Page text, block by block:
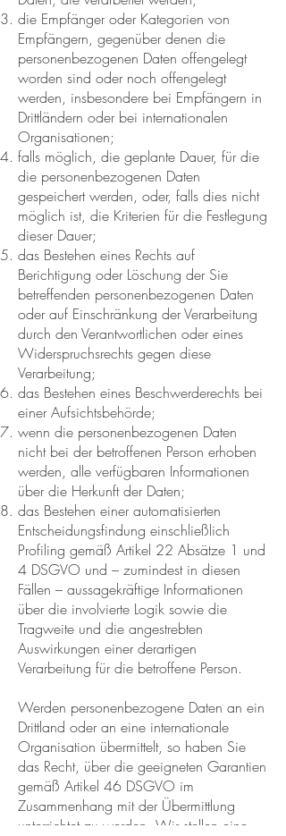
die Empfänger oder Kategorien von
Empfängern, gegenüber denen die
personenbezogenen Daten offengelegt
worden sind oder noch offengelegt
werden, insbesondere bei Empfängern in
Drittländern oder bei internationalen
Organisationen;
falls möglich, die geplante Dauer, für die
die personenbezogenen Daten
gespeichert werden, oder, falls dies nicht
möglich ist, die Kriterien für die Festlegung
dieser Dauer;
das Bestehen eines Rechts auf
Berichtigung oder Löschung der Sie
betreffenden personenbezogenen Daten
oder auf Einschränkung der Verarbeitung
durch den Verantwortlichen oder eines
Widerspruchsrechts gegen diese
Verarbeitung;
das Bestehen eines Beschwerderechts bei
einer Aufsichtsbehörde;
wenn die personenbezogenen Daten
nicht bei der betroffenen Person erhoben
werden, alle verfügbaren Informationen
über die Herkunft der Daten;
das Bestehen einer automatisierten
Entscheidungsfindung einschließlich
Profiling gemäß Artikel 22 Absätze 1 und
4 DSGVO und – zumindest in diesen
Fällen – aussagekräftige Informationen
über die involvierte Logik sowie die
Tragweite und die angestrebten
Auswirkungen einer derartigen
Verarbeitung für die betroffene Person.
Werden personenbezogene Daten an ein
Drittland oder an eine internationale
Organisation übermittelt, so haben Sie
das Recht, über die geeigneten Garantien
gemäß Artikel 46 DSGVO im
Zusammenhang mit der Übermittlung
unterrichtet zu werden. Wir stellen eine